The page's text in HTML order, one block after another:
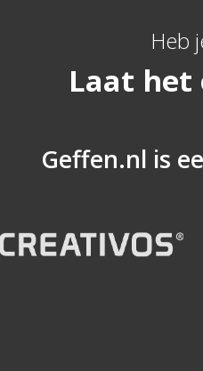
Heb
Laat het
Geffen.nl is